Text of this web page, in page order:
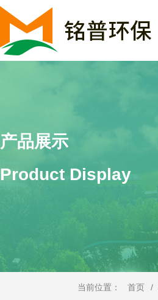
产品展示
Product Display
当前位置： 首页 /